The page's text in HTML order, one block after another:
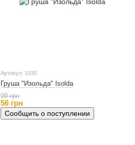
Артикул: 1030
Груша "Изольда" Isolda
99 грн
56 грн
Сообщить о поступлении